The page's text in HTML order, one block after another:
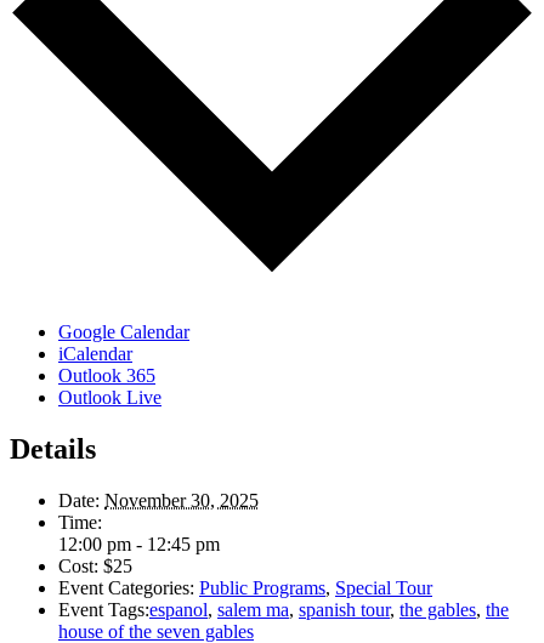
Google Calendar
iCalendar
Outlook 365
Outlook Live
Details
Date: November 30, 2025
Time:
12:00 pm - 12:45 pm
Cost: $25
Event Categories: Public Programs, Special Tour
Event Tags:espanol, salem ma, spanish tour, the gables, the
house of the seven gables